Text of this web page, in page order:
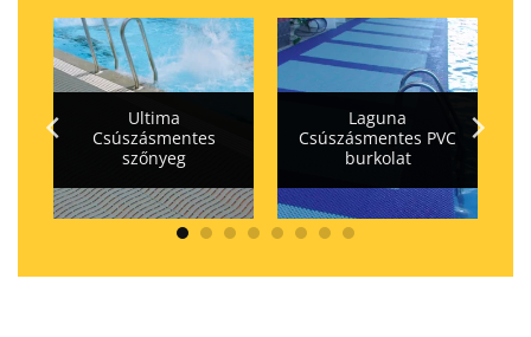
Ultima
Csúszásmentes
szőnyeg
Laguna
Csúszásmentes PVC
burkolat